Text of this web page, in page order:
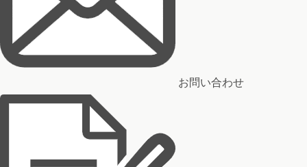
お問い合わせ